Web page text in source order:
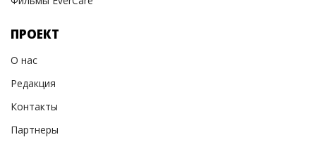
ПРОЕКТ
О нас
Редакция
Контакты
Партнеры